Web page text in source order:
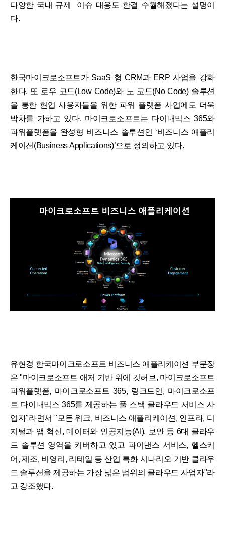
다양한 국내 규제 이슈 대응도 한결 수월해졌다는 설명이
다.
한국마이크로소프트가 SaaS 형 CRM과 ERP 사업을 강화
한다. 또 로우 코드(Low Code)와 노 코드(No Code) 솔루션
을 통한 현업 사용자들을 위한 파워 플랫폼 사업에도 더욱
박차를 가하고 있다. 마이크로소프트는 다이내믹스 365와
파워플랫폼을 완성형 비즈니스 솔루션인 ‘비즈니스 애플리
케이션(Business Applications)’으로 정의하고 있다.
유현경 한국마이크로소프트 비즈니스 애플리케이션 부문장
은 "마이크로소프트 애저 기반 위에 깃허브, 마이크로소프트
파워플랫폼, 마이크로소프트 365, 링크드인, 마이크로소프
트 다이내믹스 365를 제공하는 풀 스택 클라우드 서비스 사
업자"라면서 "모든 워크, 비즈니스 애플리케이션, 인프라, 디
지털과 앱 혁신, 데이터와 인공지능(AI), 보안 등 6대 클라우
드 솔루션 영역을 커버하고 있고 파이낸스 서비스, 헬스커
어, 제조, 비영리, 리테일 등 산업 특화 시나리오 기반 클라우
드 솔루션을 제공하는 가장 넓은 범위의 클라우드 사업자"라
고 강조했다.